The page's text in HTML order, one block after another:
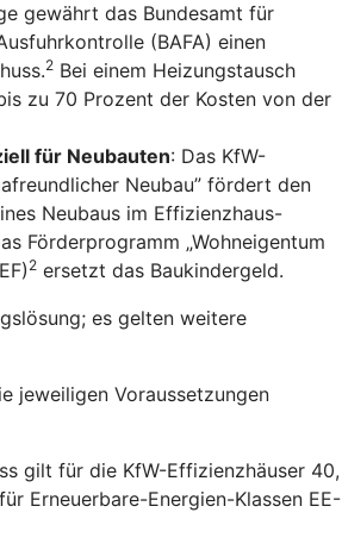
gewährt das Bundesamt für
(BAFA) einen
2 Bei einem Heizungstausch
zu 70 Prozent der Kosten von der
für Neubauten: Das KfW-
Neubau” fördert den
Neubaus im Effizienzhaus-
Förderprogramm „Wohneigentum
2 ersetzt das Baukindergeld.
es gelten weitere
jeweiligen Voraussetzungen
gilt für die KfW-Effizienzhäuser 40,
Erneuerbare-Energien-Klassen EE-